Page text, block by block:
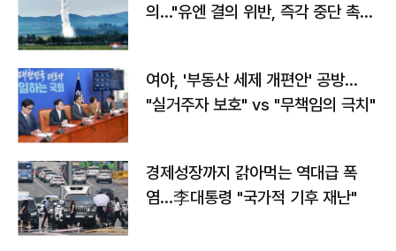
의…"유엔 결의 위반, 즉각 중단 촉
여야, '부동산 세제 개편안' 공방…
"실거주자 보호" vs "무책임의 극치"
경제성장까지 갉아먹는 역대급 폭
염…李대통령 "국가적 기후 재난"